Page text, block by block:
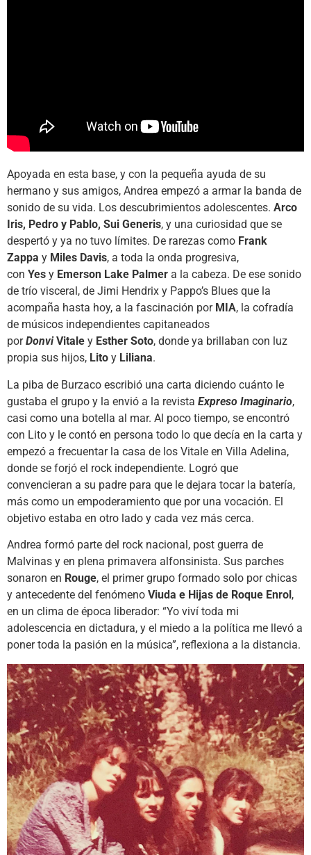
Apoyada en esta base, y con la pequeña ayuda de su
hermano y sus amigos, Andrea empezó a armar la banda de
sonido de su vida. Los descubrimientos adolescentes. Arco
Iris, Pedro y Pablo, Sui Generis, y una curiosidad que se
despertó y ya no tuvo límites. De rarezas como Frank
Zappa y Miles Davis, a toda la onda progresiva,
con Yes y Emerson Lake Palmer a la cabeza. De ese sonido
de trío visceral, de Jimi Hendrix y Pappo’s Blues que la
acompaña hasta hoy, a la fascinación por MIA, la cofradía
de músicos independientes capitaneados
por DonviVitale y Esther Soto, donde ya brillaban con luz
propia sus hijos, Lito y Liliana.
La piba de Burzaco escribió una carta diciendo cuánto le
gustaba el grupo y la envió a la revista Expreso Imaginario,
casi como una botella al mar. Al poco tiempo, se encontró
con Lito y le contó en persona todo lo que decía en la carta y
empezó a frecuentar la casa de los Vitale en Villa Adelina,
donde se forjó el rock independiente. Logró que
convencieran a su padre para que le dejara tocar la batería,
más como un empoderamiento que por una vocación. El
objetivo estaba en otro lado y cada vez más cerca.
Andrea formó parte del rock nacional, post guerra de
Malvinas y en plena primavera alfonsinista. Sus parches
sonaron en Rouge, el primer grupo formado solo por chicas
y antecedente del fenómeno Viuda e Hijas de Roque Enrol ,
en un clima de época liberador: “Yo viví toda mi
adolescencia en dictadura, y el miedo a la política me llevó a
poner toda la pasión en la música”, reflexiona a la distancia.